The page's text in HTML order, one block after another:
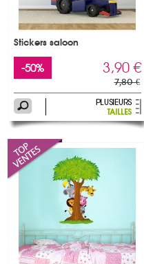
Stickers saloon
-50% 3,90 €
7,80 €